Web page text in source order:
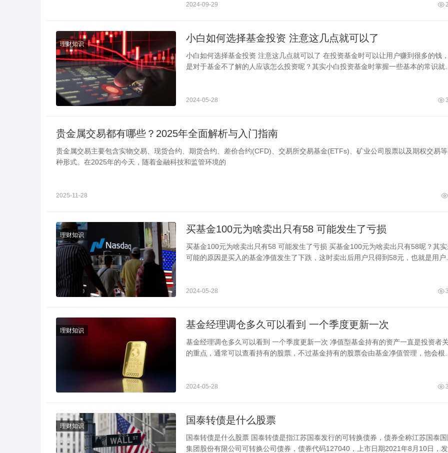
2024-09-29
理财知识
小白如何选择基金投资 注意这几点就可以了
小白如何选择基金投资 注意这几点就可以了 在投资基金时可以让用户赚到很多的钱
是对于基金不了解的人应该怎么投资呢？其实小白投资基金时掌握一些基本的常识就可
2024-05-28
贵金属交易都有哪些？2025年全面解析与入门指南
贵金属交易主要包含实物交易、现货合约、期货合约、差价合约(CFD)、交易所交易基金(ETFs)、矿业公司股票以及期权交易
种形式。在2025年的今天，随着金融科技和监管环境的
2025-11-28
理财知识
买基金100元为啥卖出只有58 可能发生了亏损
买基金100元为啥卖出只有58 可能发生了亏损 买基金100元为啥卖出只有58呢？其实最
可能的原因是买入的基金净值发生了下跌，这时卖出后用户只得到58元，也就是用户
2024-05-28
理财知识
基金经理调仓多久可以看到 一个季度更新一次
基金经理调仓多久可以看到 一个季度更新一次 净值型基金持有的资产一直是投资者关注
的重点，通常可以查看持有的股票，不过基金持有的股票会由基金净值管理，他会根据
2024-05-28
理财知识
国泰转债是什么股票
国泰转债是什么股票 国泰转债是指江苏国泰发行的可转换债券，债券全称江苏国泰
集团股份有限公司可转换公司债券，债券代码127040，上市日期2021年8月10日，发